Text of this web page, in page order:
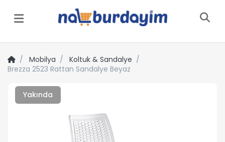
Menü
Mobilya
Koltuk & Sandalye
Brezza 2523 Rattan Sandalye Beyaz
Yakında